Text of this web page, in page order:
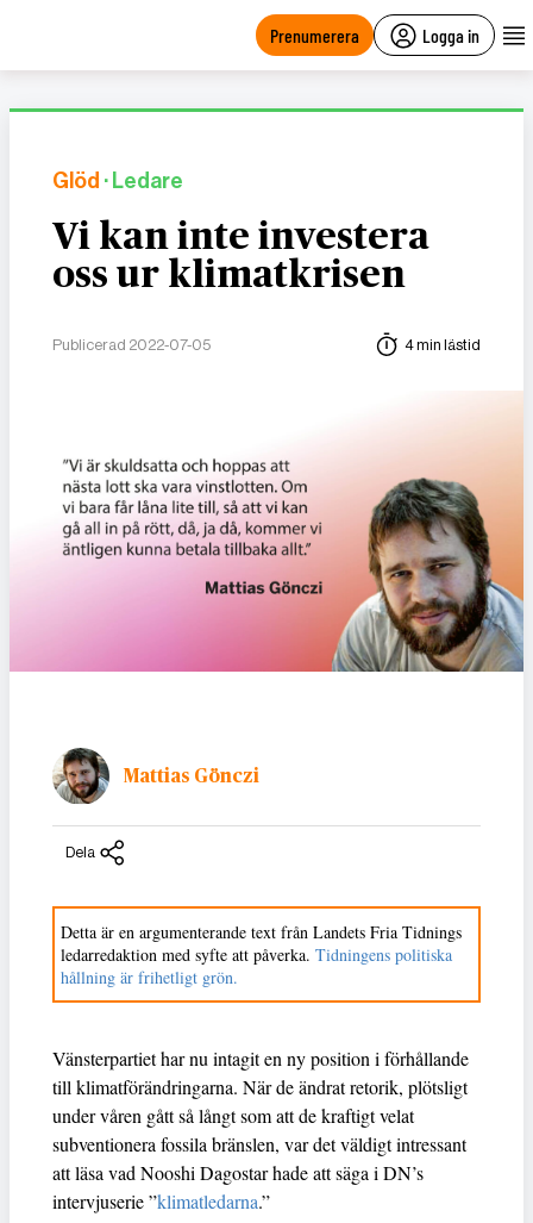
Prenumerera Logga in
Glöd · Ledare
Vi kan inte investera
oss ur klimatkrisen
Publicerad 2022-07-05 4 min lästid
Mattias Gönczi
Dela
Detta är en argumenterande text från Landets Fria Tidnings
ledarredaktion med syfte att påverka. Tidningens politiska
hållning är frihetligt grön.
Vänsterpartiet har nu intagit en ny position i förhållande
till klimatförändringarna. När de ändrat retorik, plötsligt
under våren gått så långt som att de kraftigt velat
subventionera fossila bränslen, var det väldigt intressant
att läsa vad Nooshi Dagostar hade att säga i DN’s
intervjuserie ”klimatledarna.”